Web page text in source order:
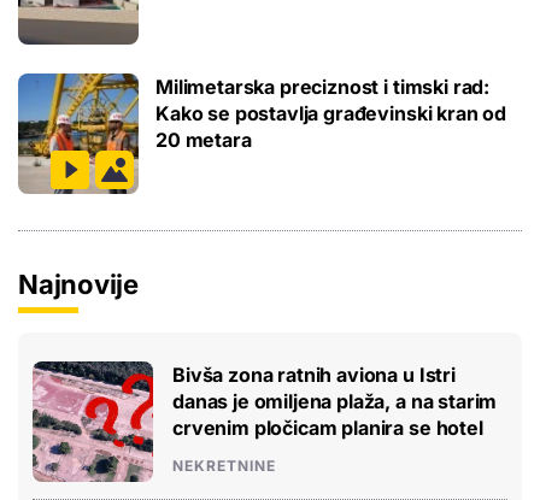
Milimetarska preciznost i timski rad:
Kako se postavlja građevinski kran od
20 metara
Najnovije
Bivša zona ratnih aviona u Istri
danas je omiljena plaža, a na starim
crvenim pločicam planira se hotel
NEKRETNINE